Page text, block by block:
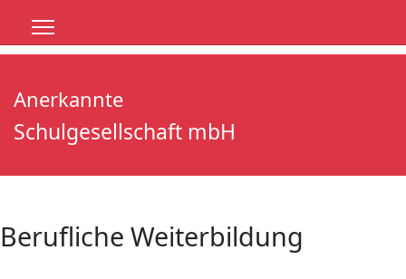
Anerkannte
Schulgesellschaft mbH
Berufliche Weiterbildung